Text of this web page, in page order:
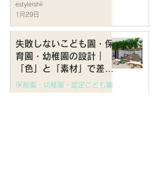
estyleishii
1月29日
失敗しないこども園・保
育園・幼稚園の設計｜
「色」と「素材」で差が
つく、おしゃれで落ち着
きのある園舎デザインの
保育園・幼稚園・認定こども園